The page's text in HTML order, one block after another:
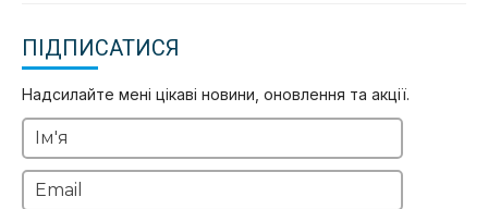
ПІДПИСАТИСЯ
Надсилайте мені цікаві новини, оновлення та акції.
Ім'я
Email